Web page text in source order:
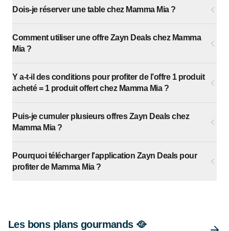
Dois-je réserver une table chez Mamma Mia ?
Comment utiliser une offre Zayn Deals chez Mamma
Mia ?
Y a-t-il des conditions pour profiter de l’offre 1 produit
acheté = 1 produit offert chez Mamma Mia ?
Puis-je cumuler plusieurs offres Zayn Deals chez
Mamma Mia ?
Pourquoi télécharger l'application Zayn Deals pour
profiter de Mamma Mia ?
Les bons plans gourmands 🥘